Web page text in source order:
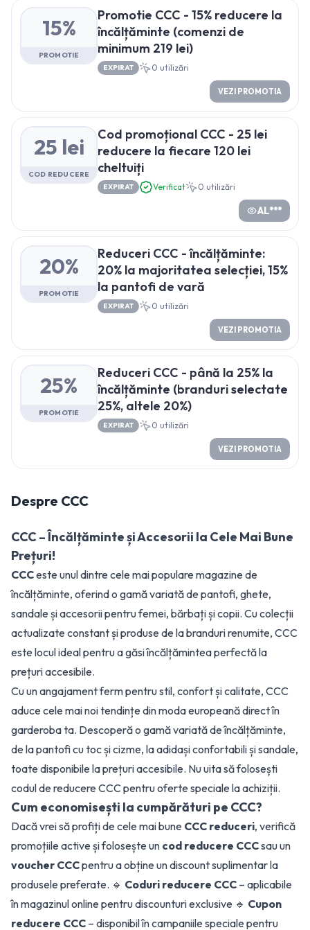
15%
PROMOTIE
Promotie CCC - 15% reducere la
încălțăminte (comenzi de
minimum 219 lei)
EXPIRAT 0 utilizări
VEZI PROMOTIA
25 lei
COD REDUCERE
Cod promoțional CCC - 25 lei
reducere la fiecare 120 lei
cheltuiți
EXPIRAT Verificat 0 utilizări
AL***
20%
PROMOTIE
Reduceri CCC - încălțăminte:
20% la majoritatea selecției, 15%
la pantofi de vară
EXPIRAT 0 utilizări
VEZI PROMOTIA
25%
PROMOTIE
Reduceri CCC - până la 25% la
încălțăminte (branduri selectate
25%, altele 20%)
EXPIRAT 0 utilizări
VEZI PROMOTIA
Despre CCC
CCC – Încălțăminte și Accesorii la Cele Mai Bune
Prețuri!
CCCeste unul dintre cele mai populare magazine de
încălțăminte, oferind o gamă variată de pantofi, ghete,
sandale și accesorii pentru femei, bărbați și copii. Cu colecții
actualizate constant și produse de la branduri renumite, CCC
este locul ideal pentru a găsi încălțămintea perfectă la
prețuri accesibile.
Cu un angajament ferm pentru stil, confort și calitate, CCC
aduce cele mai noi tendințe din moda europeană direct în
garderoba ta. Descoperă o gamă variată de încălțăminte,
de la pantofi cu toc și cizme, la adidași confortabili și sandale,
toate disponibile la prețuri accesibile. Nu uita să folosești
codul de reducere CCC pentru oferte speciale la achiziții.
Cum economisești la cumpărături pe CCC?
Dacă vrei să profiți de cele mai bune CCC reduceri, verifică
promoțiile active și folosește un cod reducere CCCsau un
voucher CCCpentru a obține un discount suplimentar la
produsele preferate. 🔹 Coduri reducere CCC – aplicabile
în magazinul online pentru discounturi exclusive 🔹 Cupon
reducere CCC – disponibil în campaniile speciale pentru